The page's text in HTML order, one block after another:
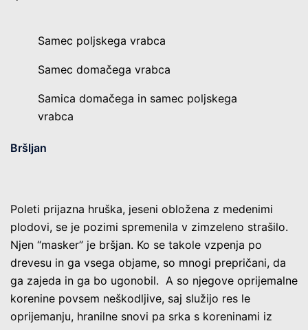
Samec poljskega vrabca
Samec domačega vrabca
Samica domačega in samec poljskega
vrabca
Bršljan
Poleti prijazna hruška, jeseni obložena z medenimi
plodovi, se je pozimi spremenila v zimzeleno strašilo.
Njen “masker” je bršjan. Ko se takole vzpenja po
drevesu in ga vsega objame, so mnogi prepričani, da
ga zajeda in ga bo ugonobil. A so njegove oprijemalne
korenine povsem neškodljive, saj služijo res le
oprijemanju, hranilne snovi pa srka s koreninami iz